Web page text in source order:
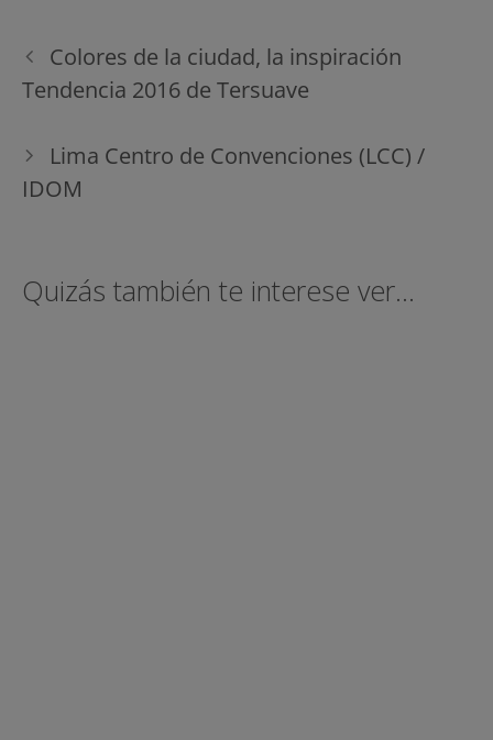
Navegación
de
entradas
Colores de la ciudad, la inspiración
Tendencia 2016 de Tersuave
Lima Centro de Convenciones (LCC) /
IDOM
Quizás también te interese ver...